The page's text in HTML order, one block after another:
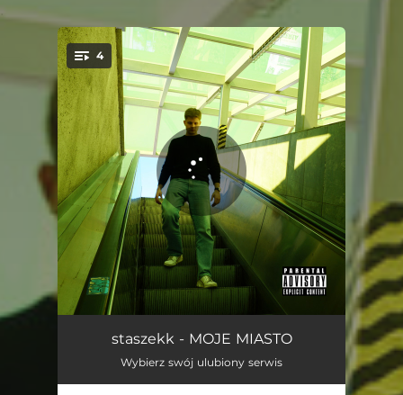
You're all set!
4
NIE WEJDZIE MI NA ŁEB
MILIARDY TWARZY
staszekk - MOJE MIASTO
Wybierz swój ulubiony serwis